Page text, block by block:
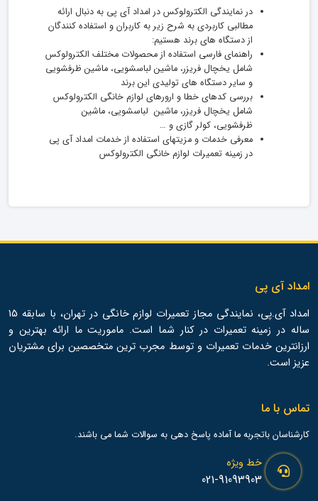
در نمایندگی الکترولوکس در امداد آی پی به دنبال ارائه
مطالبی کاربردی به شرح زیر به کاربران و استفاده کنندگان
از دستگاه های برند هستیم:
راهنمای فارسی استفاده از محصولات مختلف الکترولوکس
شامل یخچال فریزر، ماشین لباسشویی، ماشین ظرفشویی
و سایر دستگاه های تولیدی این برند
بررسی کدهای خطا و ارورهای لوازم خانگی الکترولوکس
شامل یخچال فریزر، ماشین لباسشویی، ماشین
ظرفشویی، کولر گازی و …
معرفی خدمات و مزیتهای استفاده از خدمات امداد آی پی
در زمینه تعمیرات لوازم خانگی الکترولوکس
امداد آی پی
امداد آی.پی، نمایندگی مجاز تعمیرات لوازم خانگی در تهران، با سابقه 15
ساله در زمینه تعمیرات در کنار شما است. ماموریت ما ارائه بهترین و
ارزانترین خدمات تعمیرات و توسط مجرب ترین متخصصین برای مشتریان
عزیز است.
تماس با ما
کارشناسان باتجربه ما آماده پاسخ دهی به سوالات شما می باشند.
خط ویژه
021-91093903